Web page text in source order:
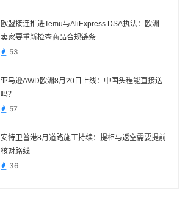
欧盟接连推进Temu与AliExpress DSA执法：欧洲
卖家要重新检查商品合规链条
53
亚马逊AWD欧洲8月20日上线：中国头程能直接送
吗？
57
安特卫普港8月道路施工持续：提柜与返空需要提前
核对路线
36